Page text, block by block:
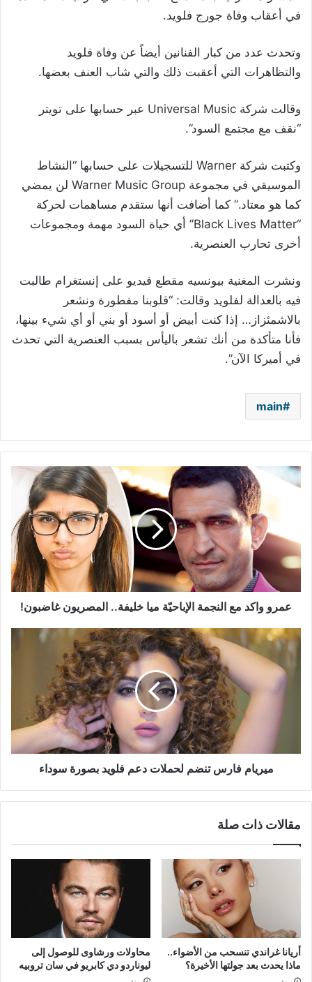
في أعقاب وفاة جورج فلويد.
وتحدث عدد من كبار الفنانين أيضاً عن وفاة فلويد
والتظاهرات التي أعقبت ذلك والتي شاب العنف بعضها.
وقالت شركة Universal Music عبر حسابها على تويتر
“نقف مع مجتمع السود”.
وكتبت شركة Warner للتسجيلات على حسابها “النشاط
الموسيقي في مجموعة Warner Music Group لن يمضي
كما هو معتاد.” كما أضافت أنها ستقدم مساهمات لحركة
“Black Lives Matter” أي حياة السود مهمة ومجموعات
أخرى تحارب العنصرية.
ونشرت المغنية بيونسيه مقطع فيديو على إنستغرام طالبت
فيه بالعدالة لفلويد وقالت: “قلوبنا مفطورة ونشعر
بالاشمئزاز… إذا كنت أبيض أو أسود أو بني أو أي شيء بينها،
فأنا متأكدة من أنك تشعر باليأس بسبب العنصرية التي تحدث
في أميركا الآن”.
main
عمرو
واكد
الإباحيّة
ميا
خليفة..
المصريون
غاضبون!
عمرو واكد مع النجمة الإباحيّة ميا خليفة.. المصريون غاضبون!
ميريام
فارس
لحملات
سوداء
ميريام فارس تنضم لحملات دعم فلويد بصورة سوداء
مقالات ذات صلة
أريانا غراندي تنسحب من الأضواء..
ماذا يحدث بعد جولتها الأخيرة؟
محاولات ورشاوى للوصول إلى
ليوناردو دي كابريو في سان تروبيه